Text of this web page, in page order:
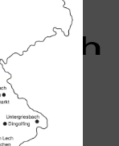
auch
Duravit: